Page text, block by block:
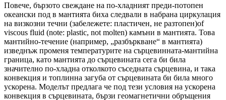
Повече, бързото свеждане на по-хладният преди-потопен
океански под в мантията биха следвали в набрана циркулация
на визкозни течни (забележете: пластичен, не разтопен)of
viscous fluid (note: plastic, not molten) камъни в мантията. Това
мантийно-течение (например, „разбъркване“ в мантията)
изведнъж променя температурите на сърцевинната-мантийна
граница, като мантията до сърцевината сега би била
значително по-хладна отколкото съседната сърцевина, и така
конвекция и топлинна загуба от сърцевината би била много
ускорена. Моделът предлага че под тези условия на ускорена
конвекция в сърцевината, бързи геомагнетични обръщения